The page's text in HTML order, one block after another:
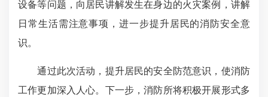
设备等问题，向居民讲解发生在身边的火灾案例，讲解
日常生活需注意事项，进一步提升居民的消防安全意
识。
通过此次活动，提升居民的安全防范意识，使消防
工作更加深入人心。下一步，消防所将积极开展形式多